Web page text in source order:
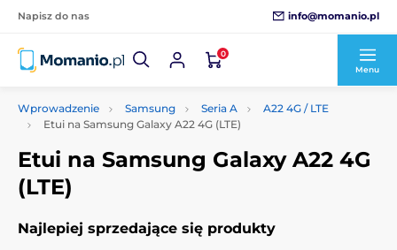
Napisz do nas info@momanio.pl
0
Menu
Wprowadzenie Samsung Seria A
A22 4G / LTE
Etui na Samsung Galaxy A22 4G (LTE)
Etui na Samsung Galaxy A22 4G
(LTE)
Najlepiej sprzedające się produkty